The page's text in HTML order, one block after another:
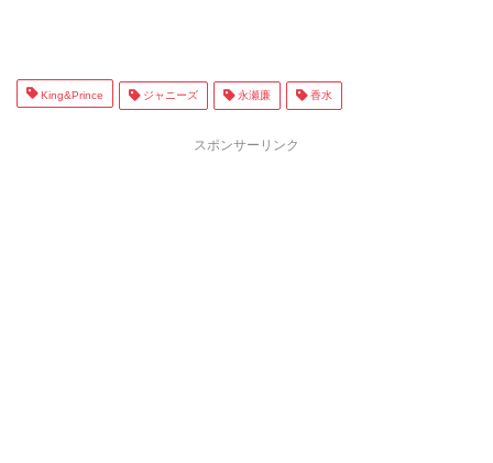
King&Prince ジャニーズ 永瀬廉 香水
スポンサーリンク